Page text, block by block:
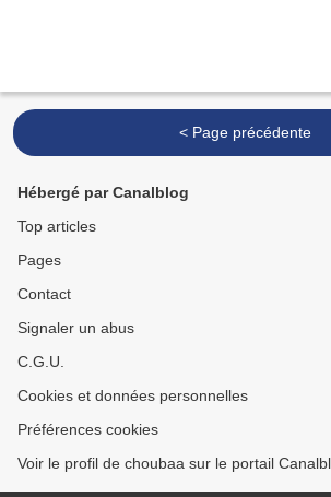
< Page précédente
Hébergé par Canalblog
Top articles
Pages
Contact
Signaler un abus
C.G.U.
Cookies et données personnelles
Préférences cookies
Voir le profil de choubaa sur le portail